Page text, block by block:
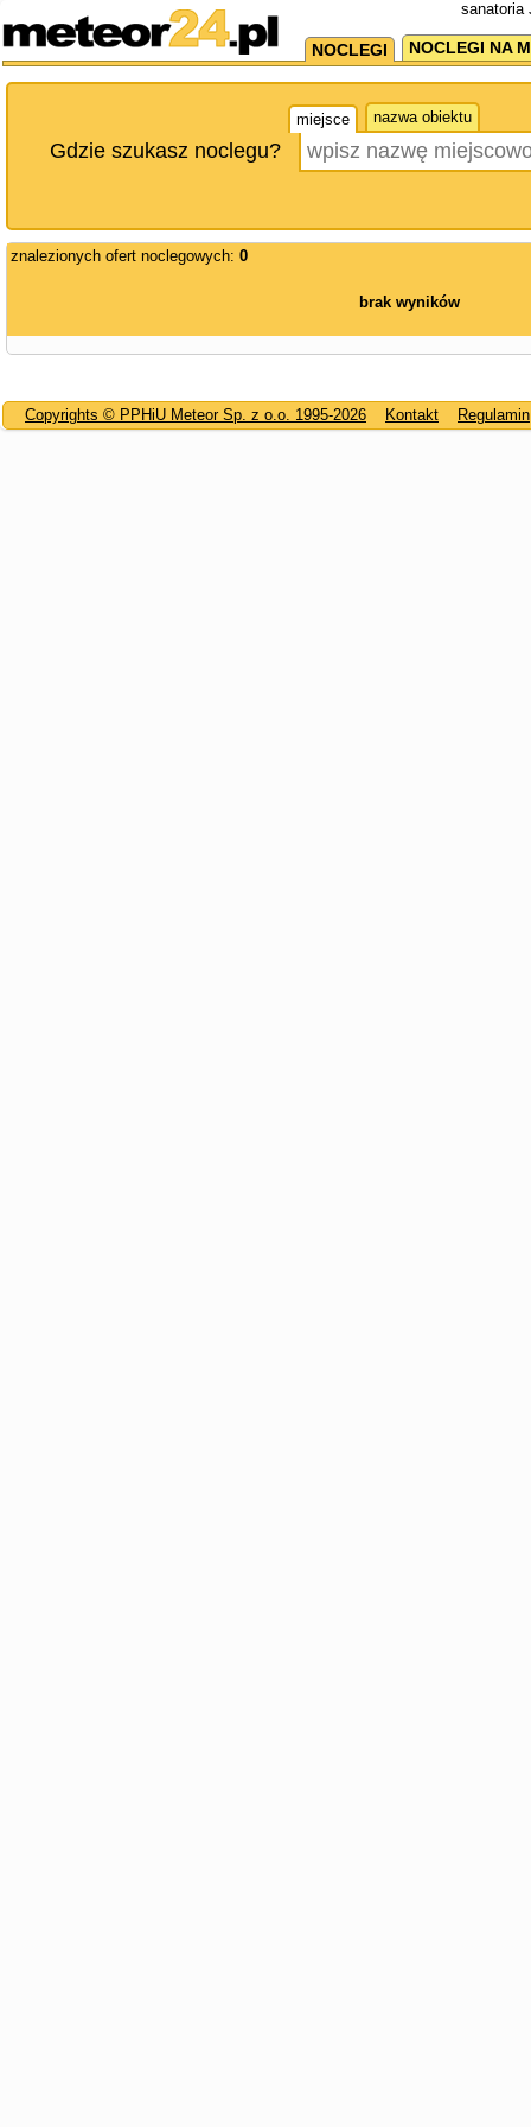
sanatoria
NOCLEGI NOCLEGI NA
miejsce nazwa obiektu
Gdzie szukasz noclegu?
znalezionych ofert noclegowych: 0
brak wyników
Copyrights © PPHiU Meteor Sp. z o.o. 1995-2026 Kontakt Regulamin